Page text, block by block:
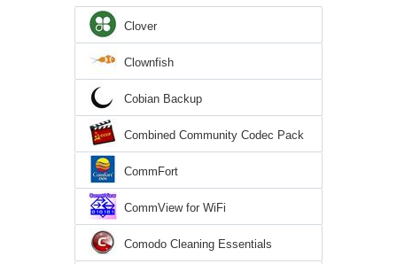
Clover
Clownfish
Cobian Backup
Combined Community Codec Pack
CommFort
CommView for WiFi
Comodo Cleaning Essentials